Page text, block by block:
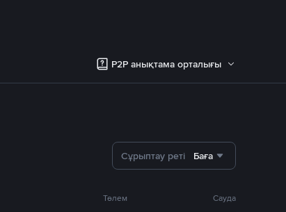
P2P анықтама орталығы
Сұрыптау реті Баға
Төлем Сауда